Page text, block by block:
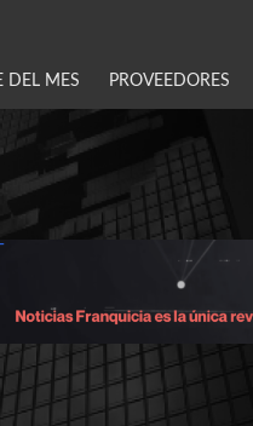
DEL MES PROVEEDORES